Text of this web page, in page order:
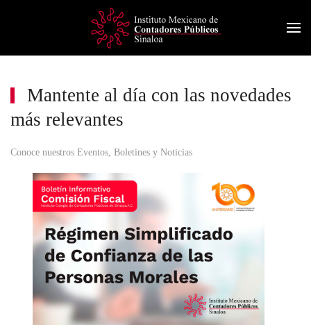
to
content
Mantente al día con las novedades
más relevantes
Conoce nuestros Eventos, Boletines y Noticias